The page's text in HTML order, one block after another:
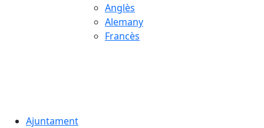
Anglès
Alemany
Francès
Ajuntament